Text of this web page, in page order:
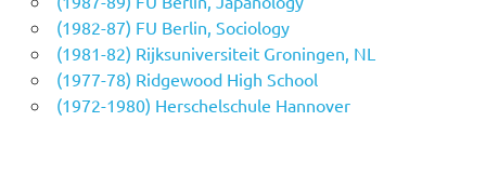
(1982-87) FU Berlin, Sociology
(1981-82) Rijksuniversiteit Groningen, NL
(1977-78) Ridgewood High School
(1972-1980) Herschelschule Hannover